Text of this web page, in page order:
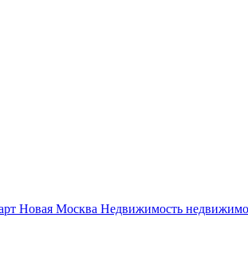
Новая Москва Недвижимость